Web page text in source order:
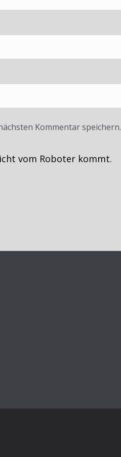
Kommentar speichern.
vom Roboter kommt.